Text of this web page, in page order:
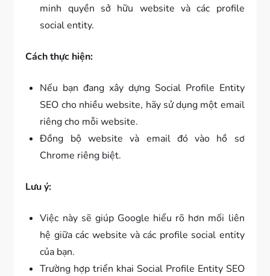
minh quyền sở hữu website và các profile
social entity.
Cách thực hiện:
Nếu bạn đang xây dựng Social Profile Entity
SEO cho nhiều website, hãy sử dụng một email
riêng cho mỗi website.
Đồng bộ website và email đó vào hồ sơ
Chrome riêng biệt.
Lưu ý:
Việc này sẽ giúp Google hiểu rõ hơn mối liên
hệ giữa các website và các profile social entity
của bạn.
Trường hợp triển khai Social Profile Entity SEO